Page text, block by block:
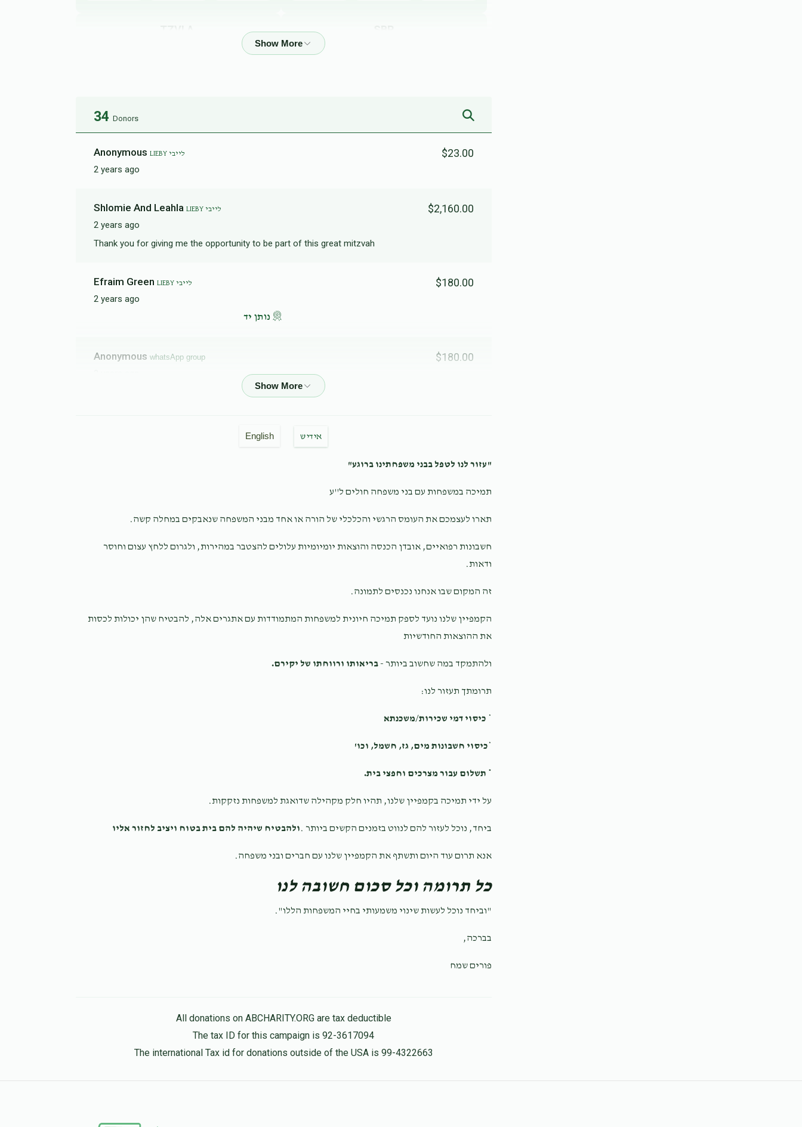
34 Donors
Anonymous LIEBY לייבי
2 years ago
$23.00
Shlomie And Leahla LIEBY לייבי
2 years ago
$2,160.00
Thank you for giving me the opportunity to be part of this great mitzvah
Efraim Green LIEBY לייבי
2 years ago
$180.00
נותן יד
Anonymous whatsApp group $180.00
נותן יד
2 years ago
2 years ago
$18.00
$36.00
English אידיש
"עזור לנו לטפל בבני משפחתינו ברוגע"
תמיכה במשפחות עם בני משפחה חולים ל''ע
תארו לעצמכם את העומס הרגשי והכלכלי של הורה או אחד מבני המשפחה שנאבקים במחלה קשה.
חשבונות רפואיים, אובדן הכנסה והוצאות יומיומיות עלולים להצטבר במהירות, ולגרום ללחץ עצום וחוסר
ודאות.
זה המקום שבו אנחנו נכנסים לתמונה.
הקמפיין שלנו נועד לספק תמיכה חיונית למשפחות המתמודדות עם אתגרים אלה, להבטיח שהן יכולות לכסות
את ההוצאות החודשיות
ולהתמקד במה שחשוב ביותר -בריאותו ורווחתו של יקירם.
תרומתך תעזור לנו:
* כיסוי דמי שכירות/משכנתא
*כיסוי חשבונות מים, גז, חשמל, וכו'
* תשלום עבור מצרכים וחפצי בית.
על ידי תמיכה בקמפיין שלנו, תהיו חלק מקהילה שדואגת למשפחות נזקקות.
ביחד, נוכל לעזור להם לנווט בזמנים הקשים ביותר .ולהבטיח שיהיה להם בית בטוח ויציב לחזור אליו
אנא תרום עוד היום ותשתף את הקמפיין שלנו עם חברים ובני משפחה.
כל תרומה וכל סכום חשובה לנו
"וביחד נוכל לעשות שינוי משמעותי בחיי המשפחות הללו".
בברכה,
פורים שמח
All donations on ABCHARITY.ORG are tax deductible
The tax ID for this campaign is 92-3617094
The international Tax id for donations outside of the USA is 99-4322663